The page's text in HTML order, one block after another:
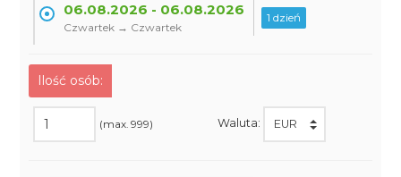
06.08.2026 - 06.08.2026
Czwartek → Czwartek
1 dzień
Ilość osób:
(max. 999) Waluta: